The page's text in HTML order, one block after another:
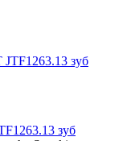
зуб